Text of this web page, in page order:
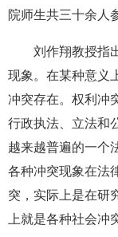
院师生共三十余人
刘作翔教授指
现象。在某种意义
冲突存在。权利冲
行政执法、立法和
越来越普遍的一个
各种冲突现象在法
突，实际上是在研
上就是各种社会冲